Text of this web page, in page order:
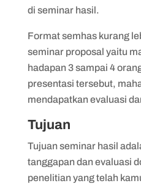
di seminar hasil.
Format semhas kurang
seminar proposal yaitu
hadapan 3 sampai 4
presentasi tersebut,
mendapatkan evaluasi
Tujuan
Tujuan seminar hasil
tanggapan dan evaluasi
penelitian yang telah